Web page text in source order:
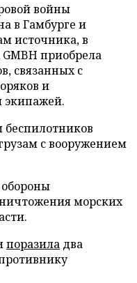
войны
в Гамбурге и
источника, в
приобрела
связанных с
и
экипажей.
беспилотников
с вооружением
морских
поразила два